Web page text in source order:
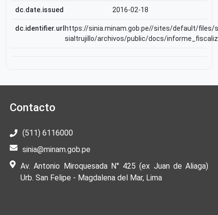
dc.date.issued 2016-02-18
dc.identifier.url https://sinia.minam.gob.pe//sites/default/files/
sialtrujillo/archivos/public/docs/
Contacto
(511) 6116000
sinia@minam.gob.pe
Av. Antonio Miroquesada N° 425 (ex Juan de Aliaga)
Urb. San Felipe - Magdalena del Mar, Lima